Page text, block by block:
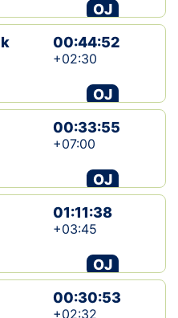
OJ
00:44:52
+02:30
OJ
00:33:55
+07:00
OJ
01:11:38
+03:45
OJ
00:30:53
+02:32